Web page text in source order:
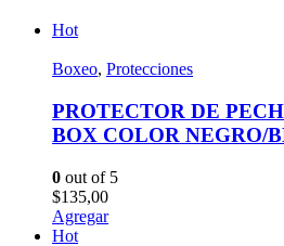
Hot
Boxeo, Protecciones
PROTECTOR DE
BOX COLOR NEGRO/
0 out of 5
$135,00
Agregar
Hot